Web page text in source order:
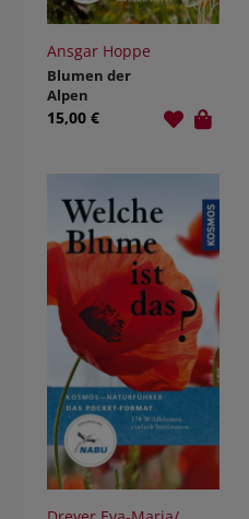
Ansgar Hoppe
Blumen der
Alpen
15,00 €